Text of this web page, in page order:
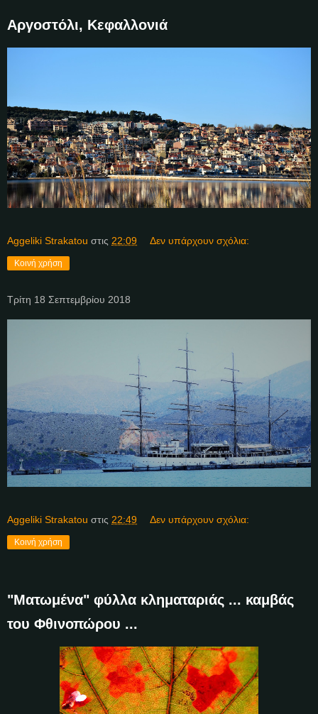
Αργοστόλι, Κεφαλλονιά
Aggeliki Strakatou στις 22:09 Δεν υπάρχουν σχόλια:
Κοινή χρήση
Τρίτη 18 Σεπτεμβρίου 2018
Aggeliki Strakatou στις 22:49 Δεν υπάρχουν σχόλια:
Κοινή χρήση
"Ματωμένα" φύλλα κληματαριάς ... καμβάς
του Φθινοπώρου ...